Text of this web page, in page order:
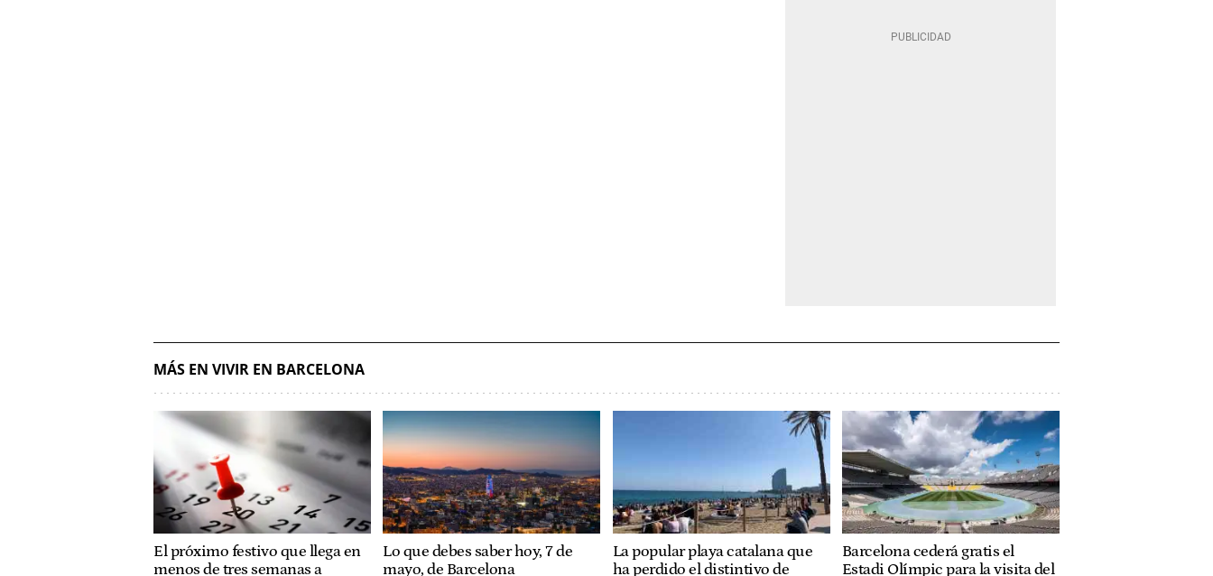
MÁS EN VIVIR EN BARCELONA
El próximo festivo que llega en
menos de tres semanas a
Lo que debes saber hoy, 7 de
mayo, de Barcelona
La popular playa catalana que
ha perdido el distintivo de
Barcelona cederá gratis el
Estadi Olímpic para la visita del